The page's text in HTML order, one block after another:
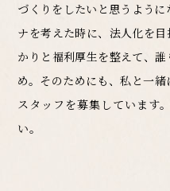
づくりをしたいと思うように
ナを考えた時に、法人化を目
かりと福利厚生を整えて、
め。 そのためにも、私と一
スタッフを募集しています
い。